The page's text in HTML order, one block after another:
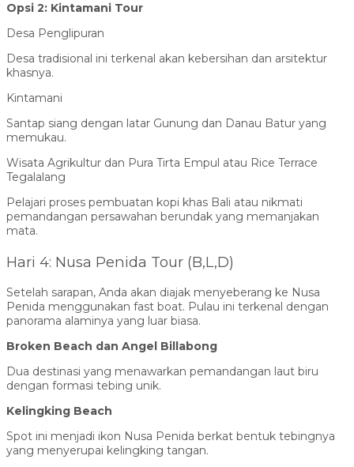
Opsi 2: Kintamani Tour
Desa Penglipuran
Desa tradisional ini terkenal akan kebersihan dan arsitektur
khasnya.
Kintamani
Santap siang dengan latar Gunung dan Danau Batur yang
memukau.
Wisata Agrikultur dan Pura Tirta Empul atau Rice Terrace
Tegalalang
Pelajari proses pembuatan kopi khas Bali atau nikmati
pemandangan persawahan berundak yang memanjakan
mata.
Hari 4: Nusa Penida Tour (B,L,D)
Setelah sarapan, Anda akan diajak menyeberang ke Nusa
Penida menggunakan fast boat. Pulau ini terkenal dengan
panorama alaminya yang luar biasa.
Broken Beach dan Angel Billabong
Dua destinasi yang menawarkan pemandangan laut biru
dengan formasi tebing unik.
Kelingking Beach
Spot ini menjadi ikon Nusa Penida berkat bentuk tebingnya
yang menyerupai kelingking tangan.